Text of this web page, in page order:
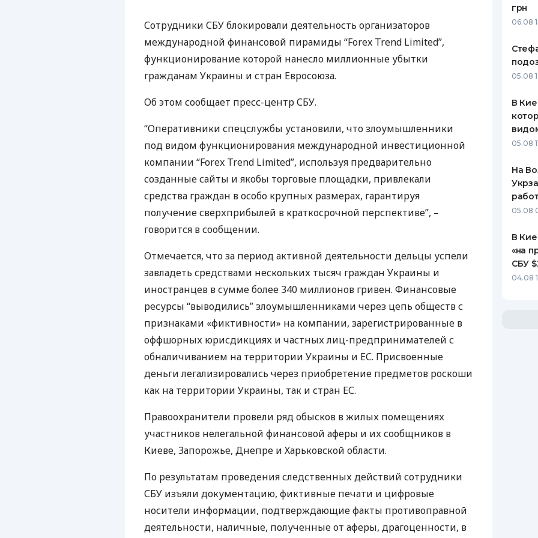
КЕШБЭКА
ВСЕ
Сотрудники СБУблокировали деятельность организаторов
международной финансовой пирамиды “Forex Trend Limіted”,
функционирование которой нанесло миллионные убытки
гражданам Украины и стран Евросоюза.
Об этом сообщает пресс-центрСБУ.
“Оперативники спецслужбы установили, что злоумышленники
под видом функционирования международной инвестиционной
компании “Forex Trend Limіted”, используя предварительно
созданные сайты и якобы торговые площадки, привлекали
средства граждан в особо крупных размерах, гарантируя
получение сверхприбылей в краткосрочной перспективе”, –
говорится в сообщении.
Отмечается, что за период активной деятельности дельцы успели
завладеть средствами нескольких тысяч граждан Украины и
иностранцев в сумме более 340 миллионов гривен. Финансовые
ресурсы “выводились” злоумышленниками через цепь обществ с
признаками «фиктивности» на компании, зарегистрированные в
оффшорных юрисдикциях и частных лиц-предпринимателей с
обналичиванием на территории Украины и ЕС. Присвоенные
деньги легализировались через приобретение предметов роскоши
как на территории Украины, так и стран ЕС.
Правоохранители провели ряд обысков в жилых помещениях
участников нелегальной финансовой аферы и их сообщников в
Киеве, Запорожье, Днепре и Харьковской области.
По результатам проведения следственных действий сотрудники
СБУ изъяли документацию, фиктивные печати и цифровые
носители информации, подтверждающие факты противоправной
деятельности, наличные, полученные от аферы, драгоценности, в
грн
06.08
05.08
В
05.08
На
05.08
В
«на
СБУ
04.08